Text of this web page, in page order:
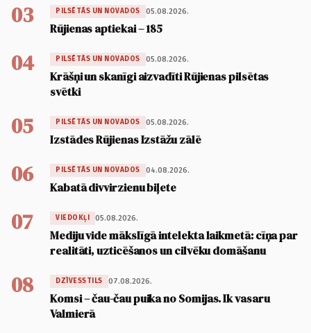
03 PILSĒTĀS UN NOVADOS 05.08.2026.
Rūjienas aptiekai – 185
04 PILSĒTĀS UN NOVADOS 05.08.2026.
Krāšņi un skanīgi aizvadīti Rūjienas pilsētas
svētki
05 PILSĒTĀS UN NOVADOS 05.08.2026.
Izstādes Rūjienas Izstāžu zālē
06 PILSĒTĀS UN NOVADOS 04.08.2026.
Kabatā divvirzienu biļete
07 VIEDOKĻI 05.08.2026.
Mediju vide mākslīgā intelekta laikmetā: cīņa par
realitāti, uzticēšanos un cilvēku domāšanu
08 DZĪVESSTILS 07.08.2026.
Komsi – čau-čau puika no Somijas. Ik vasaru
Valmierā